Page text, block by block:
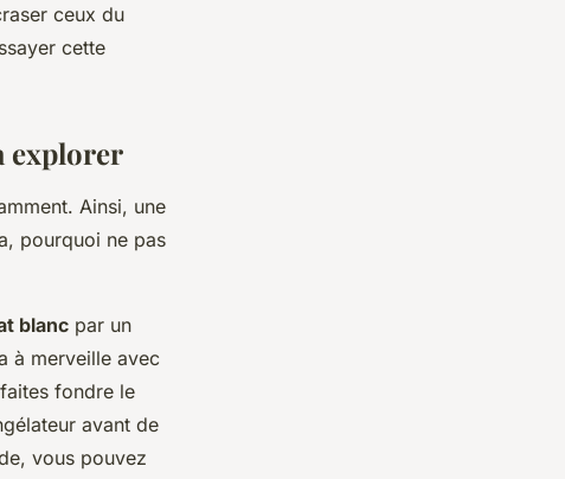
ceux du
cette
explorer
Ainsi, une
pourquoi ne pas
blanc par un
à merveille avec
fondre le
avant de
vous pouvez